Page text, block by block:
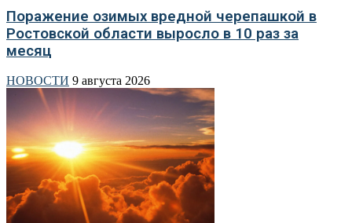
Поражение озимых вредной черепашкой в
Ростовской области выросло в 10 раз за
месяц
НОВОСТИ 9 августа 2026